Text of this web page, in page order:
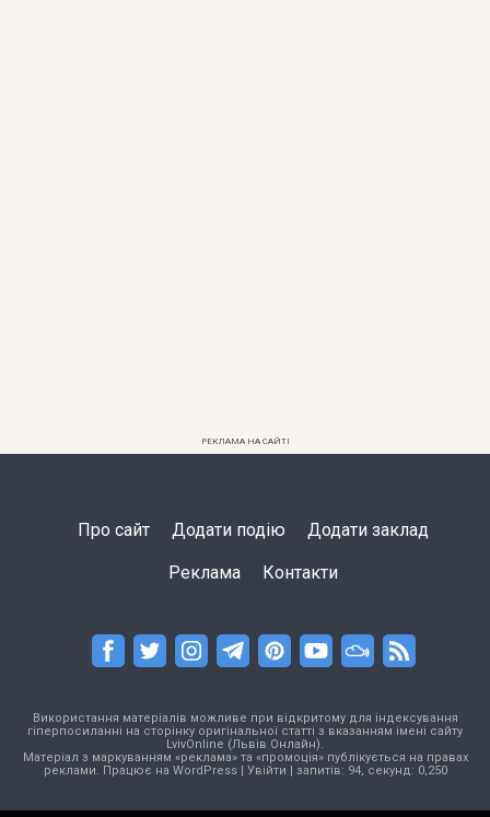
РЕКЛАМА НА САЙТІ
Про сайт Додати подію Додати заклад
Реклама Контакти
Використання матеріалів можливе при відкритому для індексування
гіперпосиланні на сторінку оригінальної статті з вказанням імені сайту
LvivOnline (Львів Онлайн).
Матеріал з маркуванням «реклама» та «промоція» публікується на правах
реклами. Працює на WordPress| Увійти | запитів: 94, секунд: 0,250